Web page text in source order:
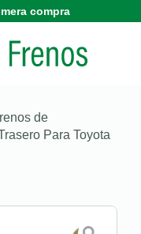
compra
de
Para Toyota